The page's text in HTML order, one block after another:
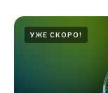
УЖЕ СКОРО!